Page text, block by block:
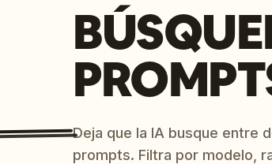
Deja que la IA busque entre
prompts. Filtra por modelo,